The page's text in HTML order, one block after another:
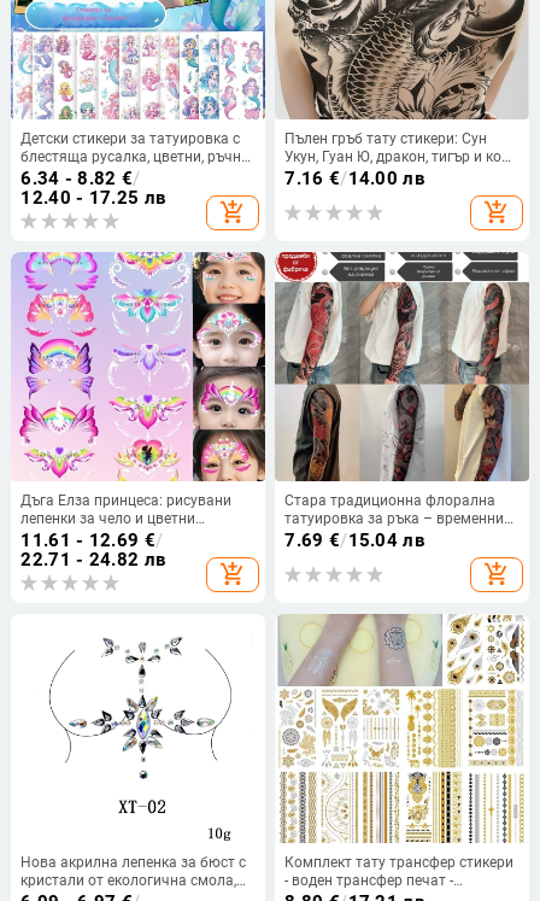
Детски стикери за татуировка с
блестяща русалка, цветни, ръчно
рисувани, водоустойчиви и
дълготрайни за ръката
6.34 - 8.82 €/
12.40 - 17.25 лв
add_shopping_cart
Пълен гръб тату стикери: Сун
Укун, Гуан Ю, дракон, тигър и кои
– цветни
7.16 €/14.00 лв
add_shopping_cart
Дъга Елза принцеса: рисувани
лепенки за чело и цветни
татуировки за гривна
11.61 - 12.69 €/
22.71 - 24.82 лв
add_shopping_cart
Стара традиционна флорална
татуировка за ръка – временни
самозалепващи се татуировки,
водоустойчиви, издръжливи, 3–5
дни, пълен ръкав, унисекс
7.69 €/15.04 лв
add_shopping_cart
Нова акрилна лепенка за бюст с
кристали от екологична смола,
Комплект тату трансфер стикери
- воден трансфер печат -